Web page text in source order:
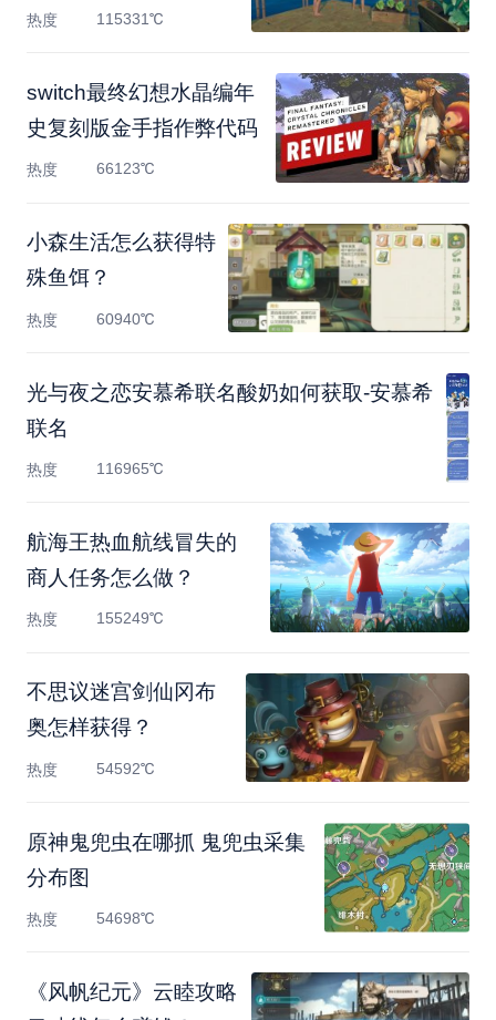
装备
热度 115331℃
switch最终幻想水晶编年
史复刻版金手指作弊代码
热度 66123℃
小森生活怎么获得特
殊鱼饵？
热度 60940℃
光与夜之恋安慕希联名酸奶如何获取-安慕希
联名
热度 116965℃
航海王热血航线冒失的
商人任务怎么做？
热度 155249℃
不思议迷宫剑仙冈布
奥怎样获得？
热度 54592℃
原神鬼兜虫在哪抓 鬼兜虫采集
分布图
热度 54698℃
《风帆纪元》云睦攻略